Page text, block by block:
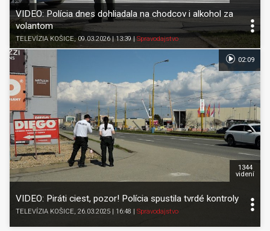
VIDEO: Polícia dnes dohliadala na chodcov i alkohol za
volantom
TELEVÍZIA KOŠICE, 09.03.2026 | 13:39|Spravodajstvo
VIDEO: Piráti ciest, pozor! Polícia spustila tvrdé kontroly
TELEVÍZIA KOŠICE, 26.03.2025 | 16:48 Spravodajstvo
1344
videní
02:09